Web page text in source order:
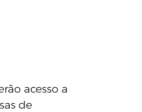
acesso a
de